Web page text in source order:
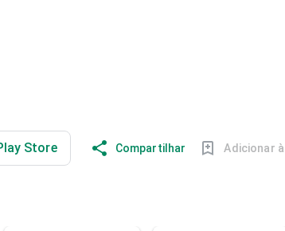
Store Compartilhar Adicionar